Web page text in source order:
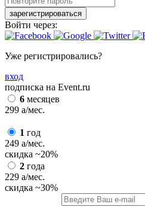
зарегистрироваться
Войти через:
Уже регистрировались?
вход
подписка на Event.ru
6 месяцев
299 a/мес.
1 год
249 a/мес.
скидка ~20%
2 года
229 a/мес.
скидка ~30%